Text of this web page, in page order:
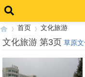
›
首页 文化旅游
文化旅游 第3页 草原